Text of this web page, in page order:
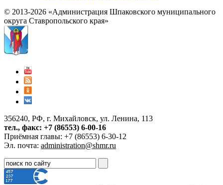
© 2013-2026 «Администрация Шпаковского муниципального
округа Ставропольского края»
356240, РФ, г. Михайловск, ул. Ленина, 113
тел., факс: +7 (86553) 6-00-16
Приёмная главы: +7 (86553) 6-30-12
Эл. почта: administration@shmr.ru